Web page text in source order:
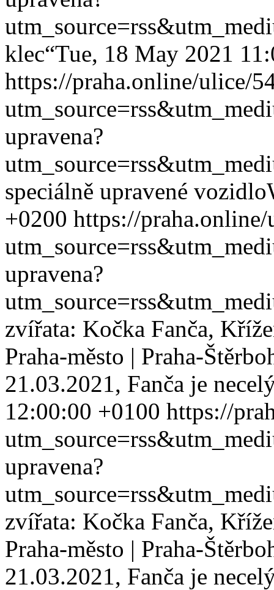
klec“Tue, 18 May 2021
https://praha.online/ulice/
upravena?
speciálně upravené vozidlo
+0200 https://
upravena?
zvířata: Kočka Fanča,
Praha-město | Praha-
21.03.2021, Fanča je
12:00:00 +0100 https://
upravena?
zvířata: Kočka Fanča,
Praha-město | Praha-
21.03.2021, Fanča je